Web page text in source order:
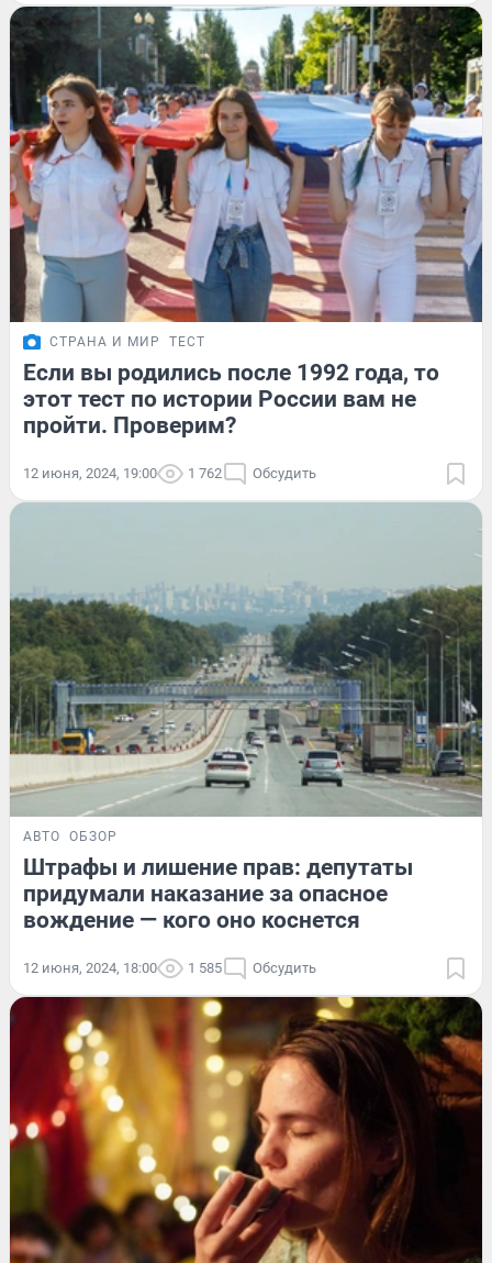
СТРАНА И МИР ТЕСТ
Если вы родились после 1992 года, то
этот тест по истории России вам не
пройти. Проверим?
12 июня, 2024, 19:00 1 762 Обсудить
АВТО ОБЗОР
Штрафы и лишение прав: депутаты
придумали наказание за опасное
вождение — кого оно коснется
12 июня, 2024, 18:00 1 585 Обсудить